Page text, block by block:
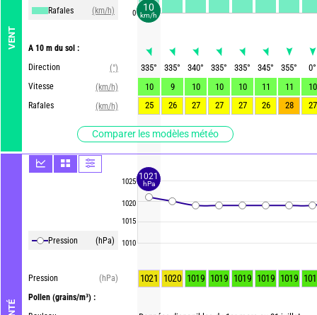
VENT
Rafales
(km/h)
A 10 m du sol :
Direction
(°)
Vitesse
(km/h)
Rafales
(km/h)
Comparer les modèles météo
Pression (hPa)
Pression
(hPa)
Pollen (grains/m³) :
0
1025
1020
1015
1010
335° 335° 340° 335° 335° 345° 355° 0°
10
9 10 10 10 11 11
10
25
26 27 27 27 26 28 27
1021 1020 1019 1019 1019 1019 1019
10
km/h
1021
hPa